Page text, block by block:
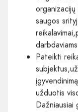
saugos
Pateikti
užduotis
Dažniausiai